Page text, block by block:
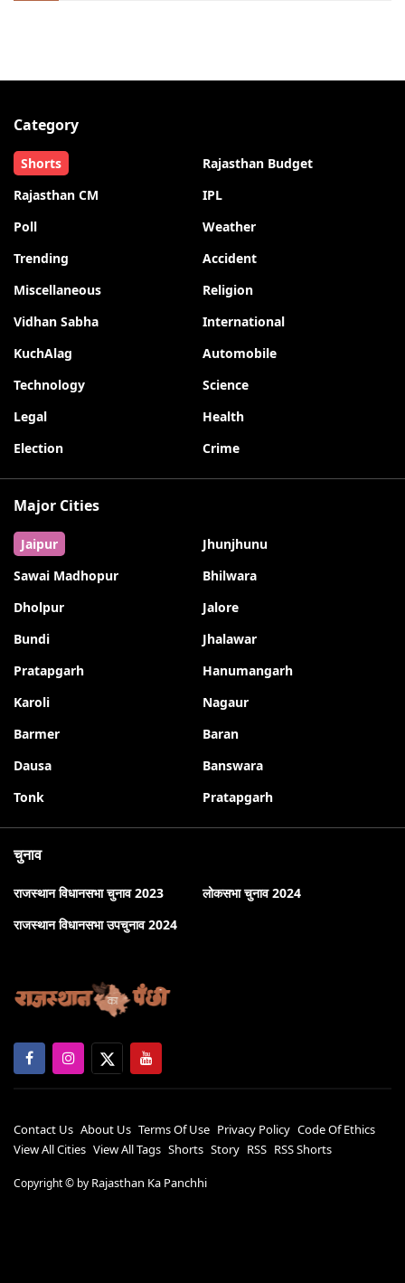
Category
Shorts
Rajasthan Budget
Rajasthan CM
IPL
Poll
Weather
Trending
Accident
Miscellaneous
Religion
Vidhan Sabha
International
KuchAlag
Automobile
Technology
Science
Legal
Health
Election
Crime
Major Cities
Jaipur
Jhunjhunu
Sawai Madhopur
Bhilwara
Dholpur
Jalore
Bundi
Jhalawar
Pratapgarh
Hanumangarh
Karoli
Nagaur
Barmer
Baran
Dausa
Banswara
Tonk
Pratapgarh
चुनाव
राजस्थान विधानसभा चुनाव 2023
लोकसभा चुनाव 2024
राजस्थान विधानसभा उपचुनाव 2024
Contact Us About Us Terms Of Use Privacy Policy Code Of Ethics
View All Cities View All Tags Shorts Story RSS RSS Shorts
Copyright © by Rajasthan Ka Panchhi